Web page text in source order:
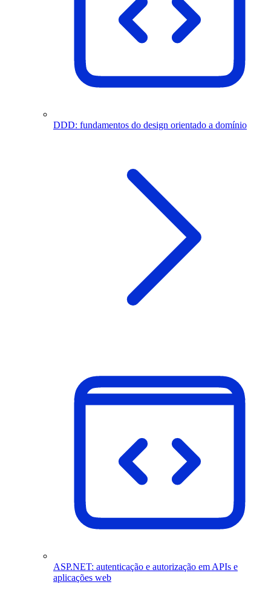
DDD: fundamentos do design orientado a domínio
ASP.NET: autenticação e autorização em APIs e
aplicações web